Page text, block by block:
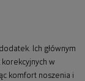
Ich głównym
w
komfort noszenia i